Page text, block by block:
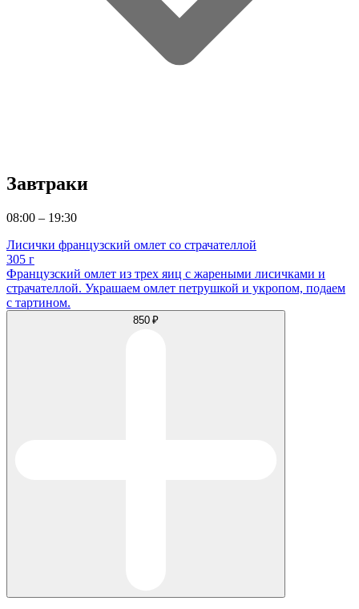
Завтраки
08:00 – 19:30
Лисички французский омлет со страчателлой
305 г
Французский омлет из трех яиц с жареными лисичками и
страчателлой. Украшаем омлет петрушкой и укропом, подаем
с тартином.
850 ₽